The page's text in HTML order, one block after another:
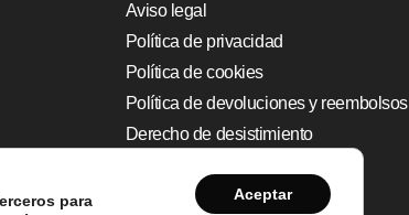
Aviso legal
Política de privacidad
Política de cookies
Política de devoluciones y reembolsos
Derecho de desistimiento
para
Aceptar